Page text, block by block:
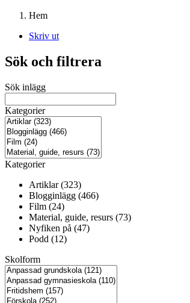
Hem
Skriv ut
Sök och filtrera
Sök inlägg
Kategorier
Kategorier
Artiklar (323)
Blogginlägg (466)
Film (24)
Material, guide, resurs (73)
Nyfiken på (47)
Podd (12)
Skolform